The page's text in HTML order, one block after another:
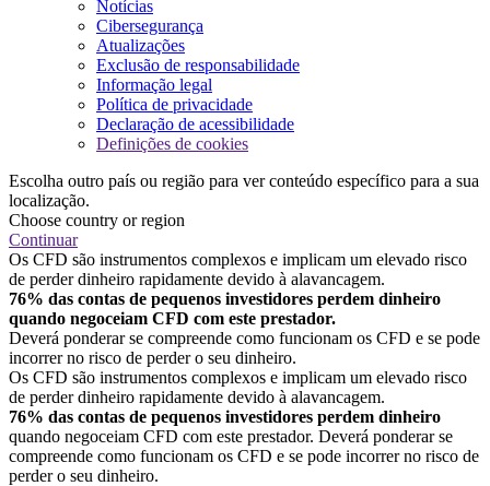
Notícias
Cibersegurança
Atualizações
Exclusão de responsabilidade
Informação legal
Política de privacidade
Declaração de acessibilidade
Definições de cookies
Escolha outro país ou região para ver conteúdo específico para a sua
localização.
Choose country or region
Continuar
Os CFD são instrumentos complexos e implicam um elevado risco
de perder dinheiro rapidamente devido à alavancagem.
76% das contas de pequenos investidores perdem dinheiro
quando negoceiam CFD com este prestador.
Deverá ponderar se compreende como funcionam os CFD e se pode
incorrer no risco de perder o seu dinheiro.
Os CFD são instrumentos complexos e implicam um elevado risco
de perder dinheiro rapidamente devido à alavancagem.
76% das contas de pequenos investidores perdem dinheiro
quando negoceiam CFD com este prestador. Deverá ponderar se
compreende como funcionam os CFD e se pode incorrer no risco de
perder o seu dinheiro.